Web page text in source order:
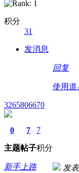
积分
31
发消息
回复
使用道
3265806670
0
主题
7
帖子
7
积分
新手上路 发